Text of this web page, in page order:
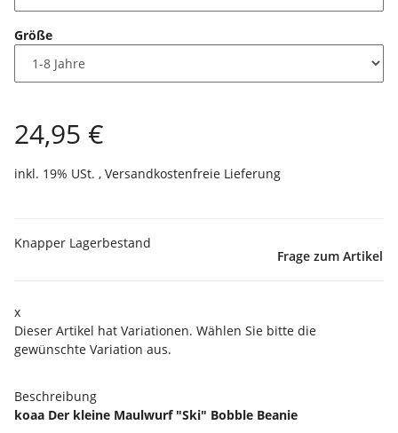
Größe
24,95 €
inkl. 19% USt. , Versandkostenfreie Lieferung
Knapper Lagerbestand
Frage zum Artikel
x
Dieser Artikel hat Variationen. Wählen Sie bitte die
gewünschte Variation aus.
Beschreibung
koaa Der kleine Maulwurf "Ski" Bobble Beanie